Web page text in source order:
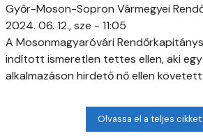
Győr-Moson-Sopron Vármegyei
2024. 06. 12., sze - 11:05
A Mosonmagyaróvári
indított ismeretlen tettes ellen, aki
alkalmazáson hirdető nő ellen
Olvassa el a teljes cikket